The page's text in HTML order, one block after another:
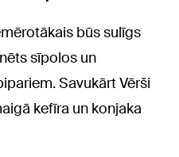
būs sulīgs
sīpolos un
Savukārt Vērši
kefīra un konjaka